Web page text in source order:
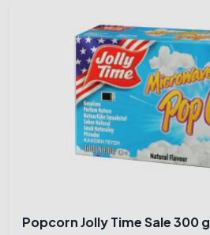
Popcorn Jolly Time Sale 300 g